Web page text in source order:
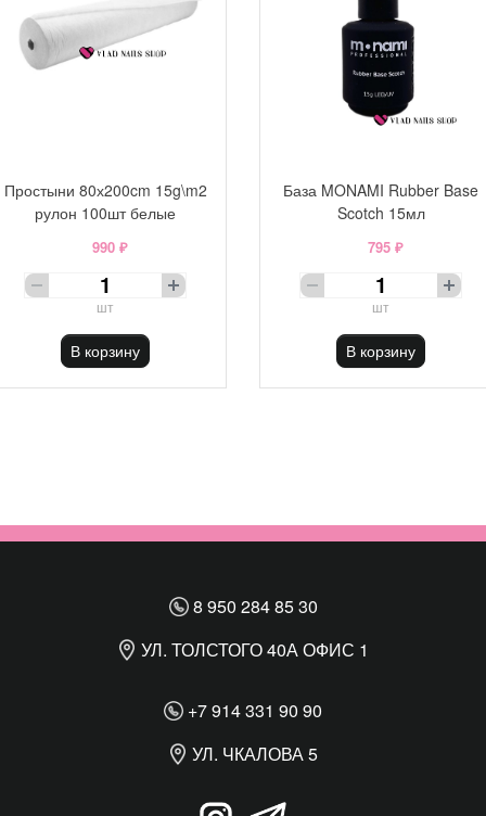
Простыни 80х200cm 15g\m2
рулон 100шт белые
990 ₽
шт
В корзину
База MONAMI Rubber Base
Scotch 15мл
795 ₽
шт
В корзину
8 950 284 85 30
УЛ. ТОЛСТОГО 40А ОФИС 1
+7 914 331 90 90
УЛ. ЧКАЛОВА 5